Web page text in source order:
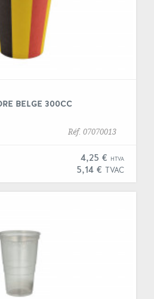
BELGE 300CC
Réf. 07070013
4,25 € HTVA
5,14 €TVAC
Ajouter une unité de "Gobelet